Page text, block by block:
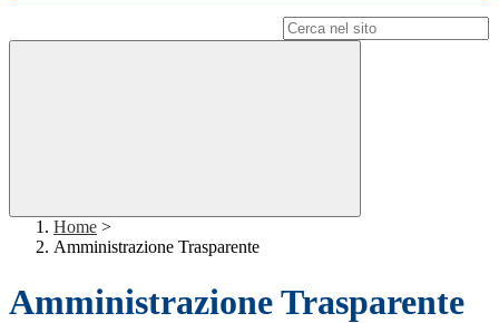
Home >
Amministrazione Trasparente
Amministrazione Trasparente